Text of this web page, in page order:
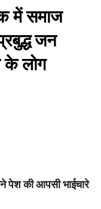
में समाज
जन
के लोग
ने पेश की आपसी भाईचारे